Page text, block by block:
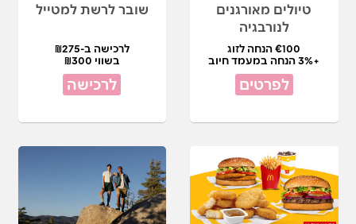
טיולים מאורגנים
לנורבגיה
€100 הנחה לזוג
+3% הנחה במעמד חיוב
לפרטים
שובר לרשת למטייל
לרכישה ב-₪275
בשווי ₪300
לרכישה